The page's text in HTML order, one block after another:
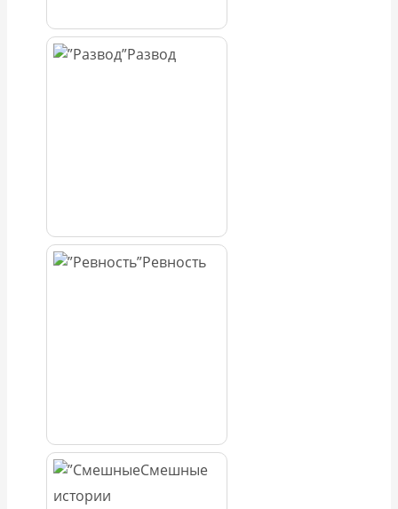
Развод
Ревность
Смешные
истории